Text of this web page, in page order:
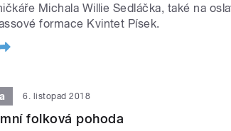
Michala Willie Sedláčka, také na
formace Kvintet Písek.
6. listopad 2018
folková pohoda